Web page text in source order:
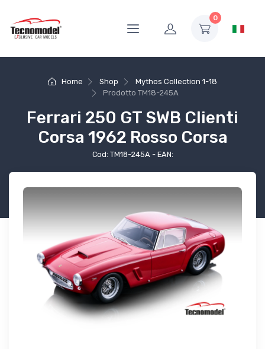
0
Home Shop
Mythos Collection 1-18
ProdottoTM18-245A
Ferrari 250 GT SWB Clienti
Corsa 1962 Rosso Corsa
Cod: TM18-245A - EAN: